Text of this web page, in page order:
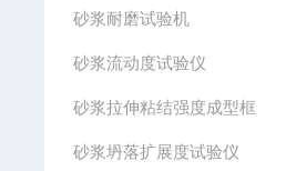
砂浆耐磨试验机
砂浆流动度试验仪
砂浆拉伸粘结强度成型框
砂浆坍落扩展度试验仪